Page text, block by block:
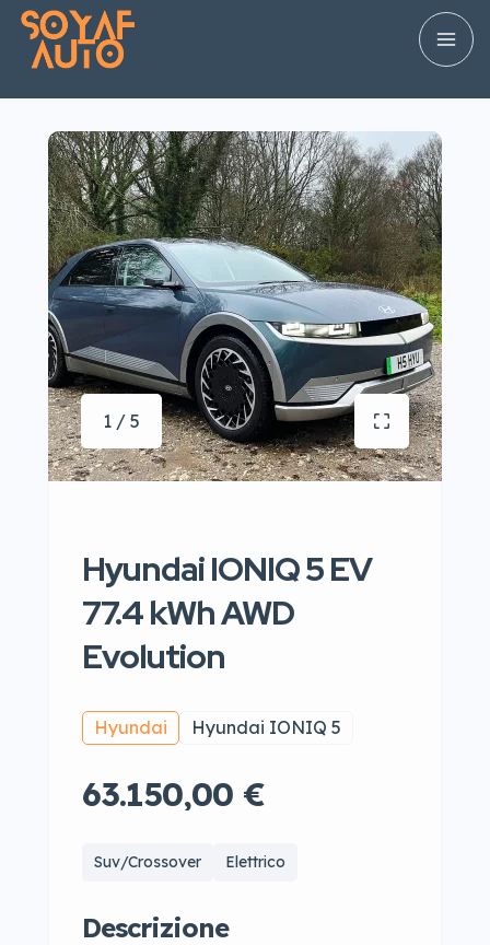
1 / 5
Hyundai IONIQ 5 EV
77.4 kWh AWD
Evolution
Hyundai Hyundai IONIQ 5
63.150,00 €
Suv/Crossover Elettrico
Descrizione